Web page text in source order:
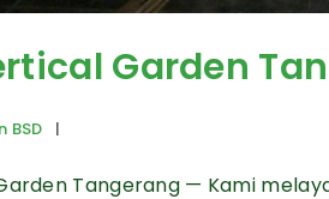
Garden
BSD |
Tangerang — Kami